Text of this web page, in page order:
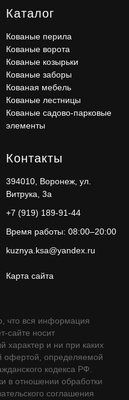
Каталог
Кованые перила
Кованые ворота
Кованые козырьки
Кованые заборы
Кованая мебель
Кованые лестницы
Кованые садово-парковые
элементы
Контакты
394010, Воронеж, ул.
Витрука, 3а
+7 (919) 189-91-44
Время работы: 08:00–20:00
kuznya.ksa@yandex.ru
Карта сайта
что вся информация
сайте носит
характер и ни при каких
офертой, определяемой
кодекса РФ.
в отношении обработки
соглашения